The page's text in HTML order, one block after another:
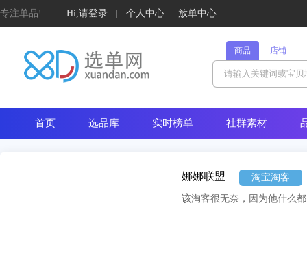
专注单品! Hi,请登录 个人中心 放单中心
商品 店铺
首页 选品库 实时榜单 社群素材
娜娜联盟 淘宝淘客
该淘客很无奈，因为他什么